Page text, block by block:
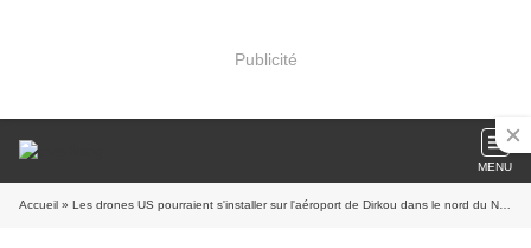
Publicité
MENU
Accueil » Les drones US pourraient s'installer sur l'aéroport de Dirkou dans le nord du Niger